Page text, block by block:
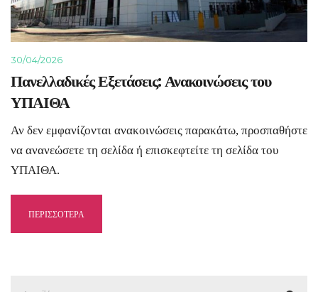
30/04/2026
Πανελλαδικές Εξετάσεις: Ανακοινώσεις του
ΥΠΑΙΘΑ
Αν δεν εμφανίζονται ανακοινώσεις παρακάτω, προσπαθήστε
να ανανεώσετε τη σελίδα ή επισκεφτείτε τη σελίδα του
ΥΠΑΙΘΑ.
ΠΕΡΙΣΣΟΤΕΡΑ